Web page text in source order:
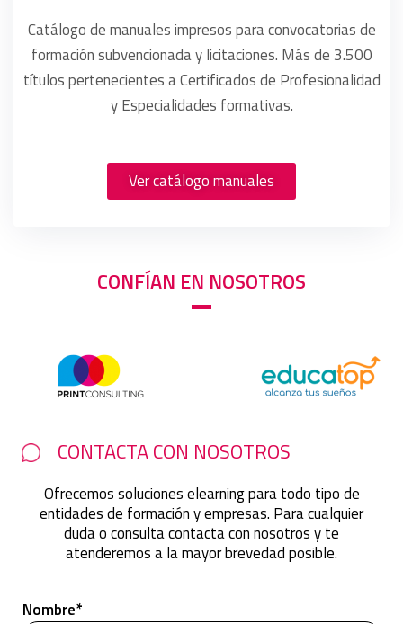
Catálogo de manuales impresos para convocatorias de
formación subvencionada y licitaciones. Más de 3.500
títulos pertenecientes a Certificados de Profesionalidad
y Especialidades formativas.
Ver catálogo manuales
CONFÍAN EN NOSOTROS
CONTACTA CON NOSOTROS
Ofrecemos soluciones elearning para todo tipo de
entidades de formación y empresas. Para cualquier
duda o consulta contacta con nosotros y te
atenderemos a la mayor brevedad posible.
Nombre*